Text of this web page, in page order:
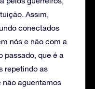
Assim,
conectados
nós e não com a
passado, que é a
repetindo as
não aguentamos